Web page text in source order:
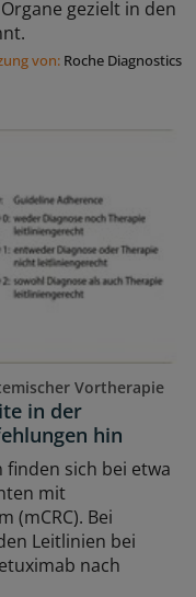
gezielt in den
von: Roche Diagnostics
Vortherapie
in der
hin
sich bei etwa
mit
(mCRC). Bei
Leitlinien bei
nach